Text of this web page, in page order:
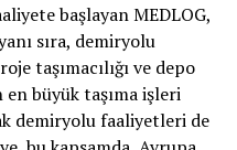
başlayan MEDLOG,
sıra, demiryolu
taşımacılığı ve depo
büyük taşıma işleri
demiryolu faaliyetleri de